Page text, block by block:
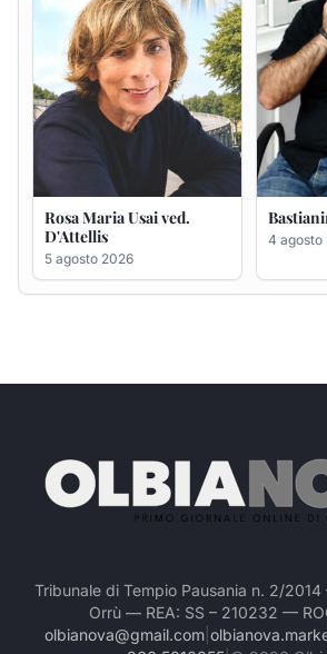
Tribunale di Tempio Pausania n. 2/
Orrù — REA: SS – 210232 —
olbianova@gmail.com